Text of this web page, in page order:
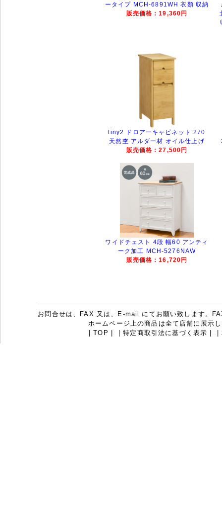
ータイプ MCH-6891WH 衣類 収納
販売価格：19,360円
tiny2 ドロアーキャビネット 270
天然杢 アルダー材 オイル仕上げ
販売価格：27,500円
ワイドチェスト 4段 幅60 アンティ
ーク加工 MCH-5276NAW
販売価格：16,720円
お問合せは、FAX 又は、E-mail にてお願い致します。
ホームページ上の商品は全て店舗に展示
|TOP |特定商取引法に基づく表示 |